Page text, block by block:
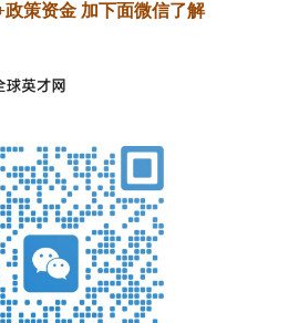
政策资金 加下面微信了解